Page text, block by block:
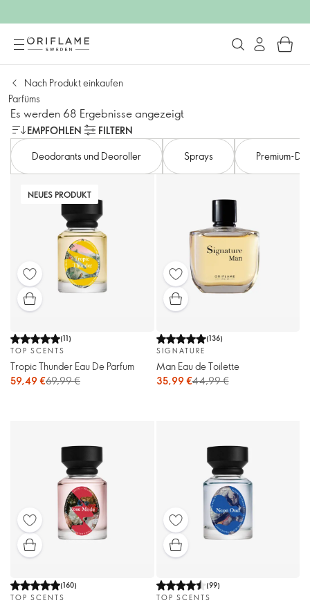
Nach Produkt einkaufen
Parfüms
Es werden 68 Ergebnisse angezeigt
EMPFOHLEN
FILTERN
Deodorants und Deoroller
Sprays Premium-
NEUES PRODUKT
(11)
TOP SCENTS
Tropic Thunder Eau De Parfum
59,49 €69,99 €
(136)
SIGNATURE
Man Eau de Toilette
35,99 €44,99 €
(160)
TOP SCENTS
(99)
TOP SCENTS